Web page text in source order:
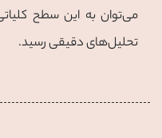
می‌توان به اين سطح
تحلیل‌های دقیقی رسید.